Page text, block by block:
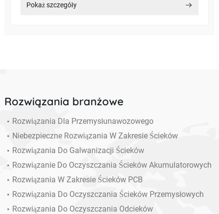
Pokaż szczegóły
Rozwiązania branżowe
Rozwiązania Dla Przemysłunawozowego
Niebezpieczne Rozwiązania W Zakresie Ścieków
Rozwiązania Do Galwanizacji Ścieków
Rozwiązanie Do Oczyszczania Ścieków Akumulatorowych
Rozwiązania W Zakresie Ścieków PCB
Rozwiązania Do Oczyszczania Ścieków Przemysłowych
Rozwiązania Do Oczyszczania Odcieków